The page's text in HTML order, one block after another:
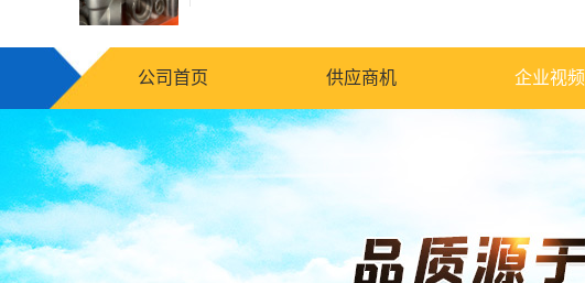
公司首页 供应商机 企业视频